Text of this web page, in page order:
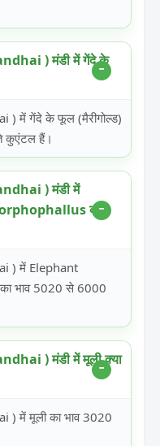
) मंडी में गेंदे के
) में गेंदे के फूल (मैरीगोल्ड)
कुएंटल हैं।
) मंडी में
क्या
) में Elephant
भाव 5020 से 6000
) मंडी में मूली क्या
) में मूली का भाव 3020